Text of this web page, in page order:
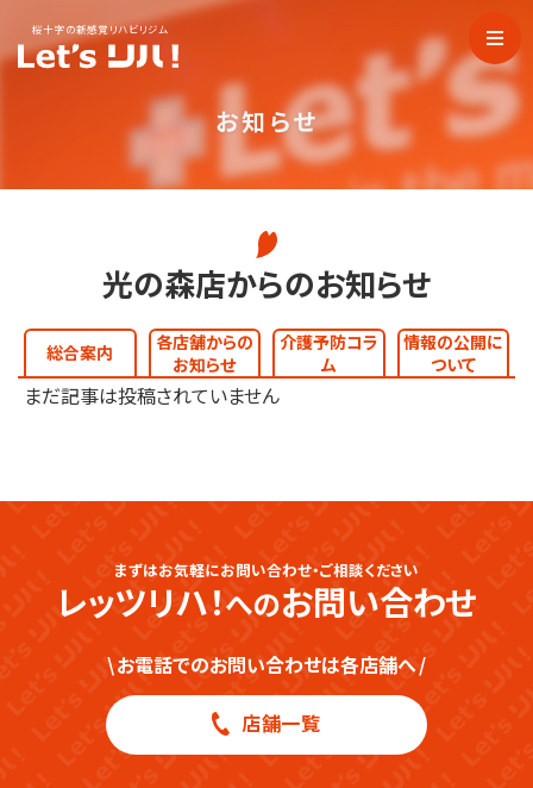
桜十字の新感覚リハビリジム
お知らせ
光の森店からのお知らせ
総合案内
各店舗からの
お知らせ
介護予防コラ
ム
情報の公開に
ついて
まだ記事は投稿されていません
まずはお気軽にお問い合わせ・ご相談ください
レッツリハ！へのお問い合わせ
\お電話でのお問い合わせは各店舗へ/
店舗一覧